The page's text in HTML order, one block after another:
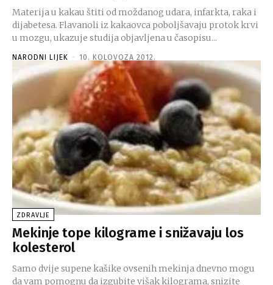
Materija u kakau štiti od moždanog udara, infarkta, raka i
dijabetesa. Flavanoli iz kakaovca poboljšavaju protok krvi
u mozgu, ukazuje studija objavljena u časopisu...
NARODNI LIJEK - 10. KOLOVOZA 2012.
ZDRAVLJE
Mekinje tope kilograme i snižavaju los
kolesterol
Samo dvije supene kašike ovsenih mekinja dnevno mogu
da vam pomognu da izgubite višak kilograma, snizite